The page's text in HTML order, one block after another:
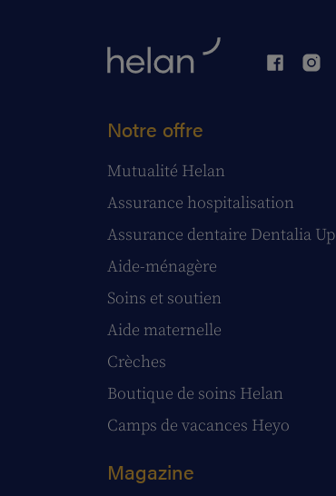
Notre offre
Mutualité Helan
Assurance hospitalisation
Assurance dentaire Dentalia Up
Aide-ménagère
Soins et soutien
Aide maternelle
Crèches
Boutique de soins Helan
Camps de vacances Heyo
Magazine